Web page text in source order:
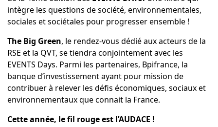
intègre les questions de société, environnementales,
sociales et sociétales pour progresser ensemble !
The Big Green, le rendez-vous dédié aux acteurs de la
RSE et la QVT, se tiendra conjointement avec les
EVENTS Days. Parmi les partenaires, Bpifrance, la
banque d’investissement ayant pour mission de
contribuer à relever les défis économiques, sociaux et
environnementaux que connait la France.
Cette année, le fil rouge est l’AUDACE !